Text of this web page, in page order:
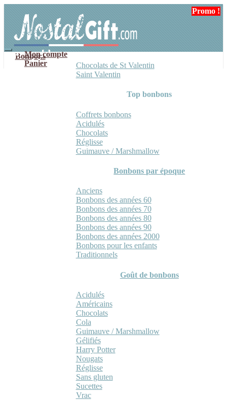
navigation
contenu
Mon compte
Panier
Bonbons
Chocolats de St Valentin
Saint Valentin
Top bonbons
Coffrets bonbons
Acidulés
Chocolats
Réglisse
Guimauve / Marshmallow
Bonbons par époque
Anciens
Bonbons des années 60
Bonbons des années 70
Bonbons des années 80
Bonbons des années 90
Bonbons des années 2000
Bonbons pour les enfants
Traditionnels
Goût de bonbons
Acidulés
Américains
Chocolats
Cola
Guimauve / Marshmallow
Gélifiés
Harry Potter
Nougats
Réglisse
Sans gluten
Sucettes
Vrac
Promo !